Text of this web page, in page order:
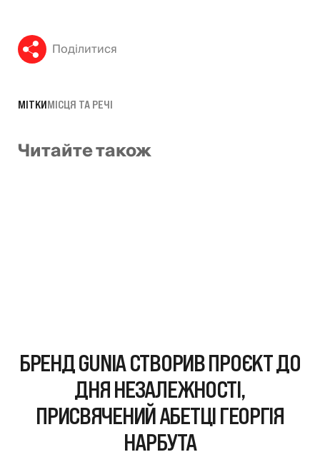
Поділитися
МІТКИМІСЦЯ ТА РЕЧІ
Читайте також
БРЕНД GUNIA СТВОРИВ ПРОЄКТ ДО
ДНЯ НЕЗАЛЕЖНОСТІ,
ПРИСВЯЧЕНИЙ АБЕТЦІ ГЕОРГІЯ
НАРБУТА